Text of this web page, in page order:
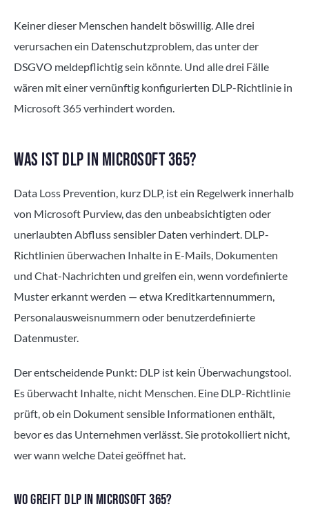
Keiner dieser Menschen handelt böswillig. Alle drei
verursachen ein Datenschutzproblem, das unter der
DSGVO meldepflichtig sein könnte. Und alle drei Fälle
wären mit einer vernünftig konfigurierten DLP-Richtlinie in
Microsoft 365 verhindert worden.
WAS IST DLP IN MICROSOFT 365?
Data Loss Prevention, kurz DLP, ist ein Regelwerk innerhalb
von Microsoft Purview, das den unbeabsichtigten oder
unerlaubten Abfluss sensibler Daten verhindert. DLP-
Richtlinien überwachen Inhalte in E-Mails, Dokumenten
und Chat-Nachrichten und greifen ein, wenn vordefinierte
Muster erkannt werden — etwa Kreditkartennummern,
Personalausweisnummern oder benutzerdefinierte
Datenmuster.
Der entscheidende Punkt: DLP ist kein Überwachungstool.
Es überwacht Inhalte, nicht Menschen. Eine DLP-Richtlinie
prüft, ob ein Dokument sensible Informationen enthält,
bevor es das Unternehmen verlässt. Sie protokolliert nicht,
wer wann welche Datei geöffnet hat.
WO GREIFT DLP IN MICROSOFT 365?